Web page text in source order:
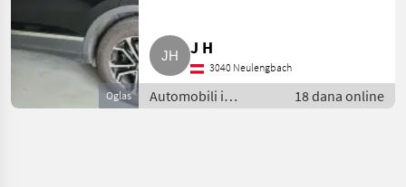
Oglas
J H
3040 Neulengbach
Automobili i
motocikli / Limuzine
18 dana online